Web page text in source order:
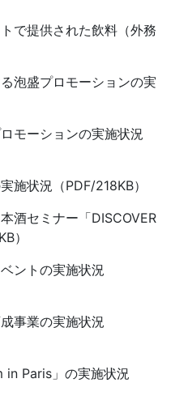
で提供された飲料（外務
泡盛プロモーションの実
モーションの実施状況
状況（PDF/218KB）
セミナー「DISCOVER
）
ントの実施状況
事業の実施状況
Paris」の実施状況